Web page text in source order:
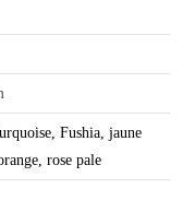
Fushia, jaune
rose pale